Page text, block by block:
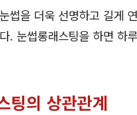
썹을 더욱 선명하고 길게
. 눈썹롱래스팅을 하면
팅의 상관관계